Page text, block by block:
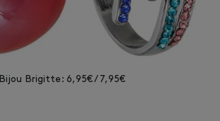
Bijou Brigitte: 6,95€ / 7,95€